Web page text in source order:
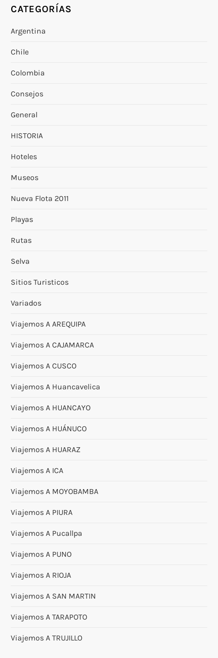
CATEGORÍAS
Argentina
Chile
Colombia
Consejos
General
HISTORIA
Hoteles
Museos
Nueva Flota 2011
Playas
Rutas
Selva
Sitios Turisticos
Variados
Viajemos A AREQUIPA
Viajemos A CAJAMARCA
Viajemos A CUSCO
Viajemos A Huancavelica
Viajemos A HUANCAYO
Viajemos A HUÁNUCO
Viajemos A HUARAZ
Viajemos A ICA
Viajemos A MOYOBAMBA
Viajemos A PIURA
Viajemos A Pucallpa
Viajemos A PUNO
Viajemos A RIOJA
Viajemos A SAN MARTIN
Viajemos A TARAPOTO
Viajemos A TRUJILLO